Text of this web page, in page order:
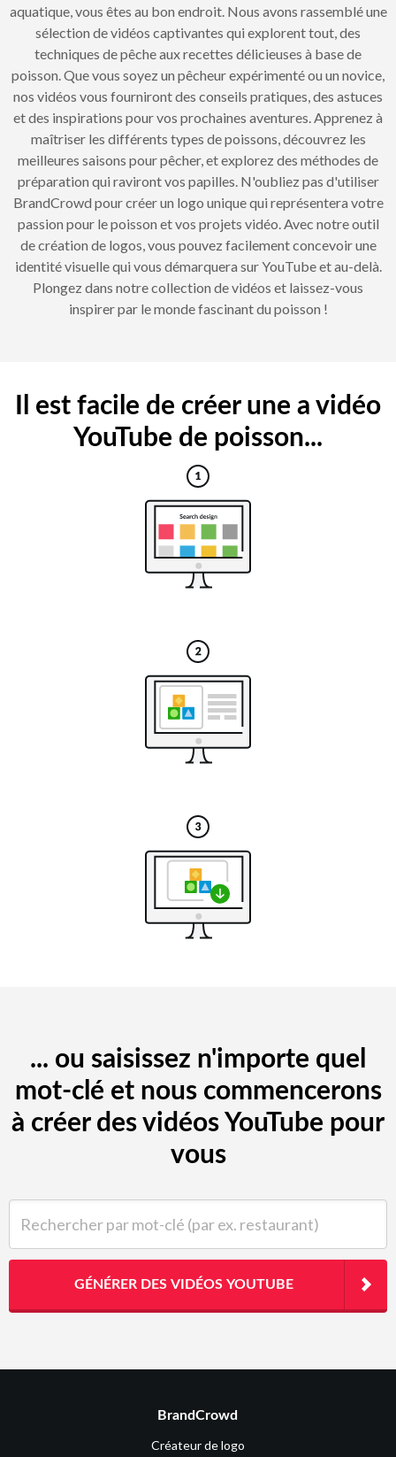
aquatique, vous êtes au bon endroit. Nous avons rassemblé une
sélection de vidéos captivantes qui explorent tout, des
techniques de pêche aux recettes délicieuses à base de
poisson. Que vous soyez un pêcheur expérimenté ou un novice,
nos vidéos vous fourniront des conseils pratiques, des astuces
et des inspirations pour vos prochaines aventures. Apprenez à
maîtriser les différents types de poissons, découvrez les
meilleures saisons pour pêcher, et explorez des méthodes de
préparation qui raviront vos papilles. N'oubliez pas d'utiliser
BrandCrowd pour créer un logo unique qui représentera votre
passion pour le poisson et vos projets vidéo. Avec notre outil
de création de logos, vous pouvez facilement concevoir une
identité visuelle qui vous démarquera sur YouTube et au-delà.
Plongez dans notre collection de vidéos et laissez-vous
inspirer par le monde fascinant du poisson !
Il est facile de créer une a vidéo
YouTube de poisson...
... ou saisissez n'importe quel
mot-clé et nous commencerons
à créer des vidéos YouTube pour
vous
GÉNÉRER DES VIDÉOS YOUTUBE
BrandCrowd
Créateur de logo